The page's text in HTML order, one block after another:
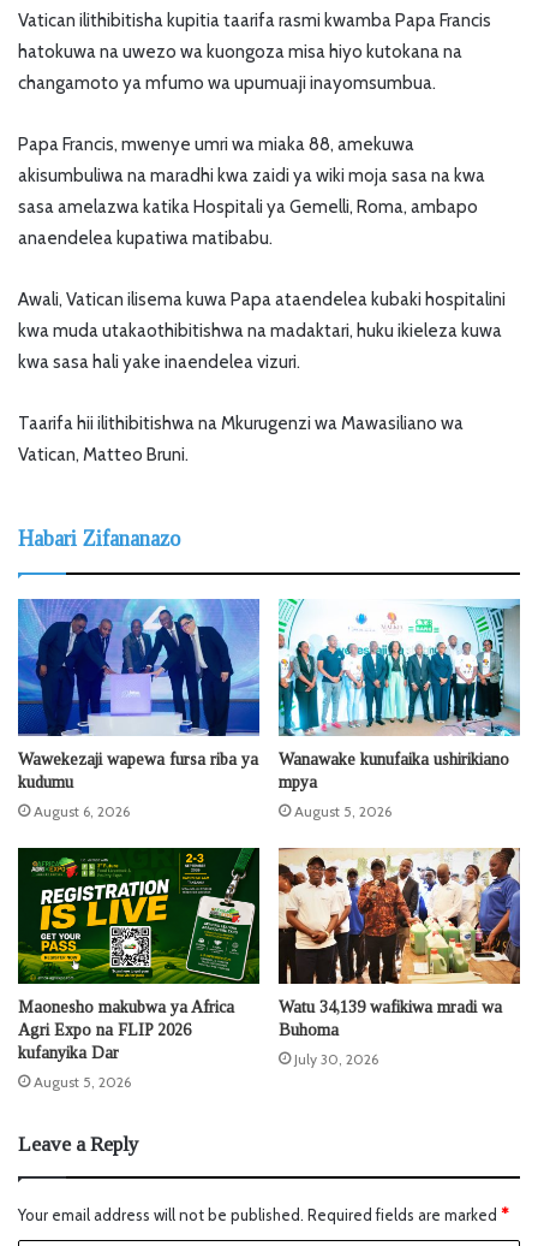
Vatican ilithibitisha kupitia taarifa rasmi kwamba Papa Francis
hatokuwa na uwezo wa kuongoza misa hiyo kutokana na
changamoto ya mfumo wa upumuaji inayomsumbua.
Papa Francis, mwenye umri wa miaka 88, amekuwa
akisumbuliwa na maradhi kwa zaidi ya wiki moja sasa na kwa
sasa amelazwa katika Hospitali ya Gemelli, Roma, ambapo
anaendelea kupatiwa matibabu.
Awali, Vatican ilisema kuwa Papa ataendelea kubaki hospitalini
kwa muda utakaothibitishwa na madaktari, huku ikieleza kuwa
kwa sasa hali yake inaendelea vizuri.
Taarifa hii ilithibitishwa na Mkurugenzi wa Mawasiliano wa
Vatican, Matteo Bruni.
Habari Zifananazo
Wawekezaji wapewa fursa riba ya
kudumu
August 6, 2026
Wanawake kunufaika ushirikiano
mpya
August 5, 2026
Maonesho makubwa ya Africa
Agri Expo na FLIP 2026
kufanyika Dar
August 5, 2026
Watu 34,139 wafikiwa mradi wa
Buhoma
July 30, 2026
Leave a Reply
Your email address will not be published. Required fields are marked *